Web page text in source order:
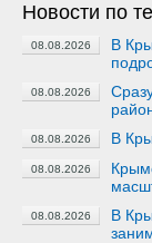
Новости по
08.08.2026
В
08.08.2026
08.08.2026 В
08.08.2026
08.08.2026
В